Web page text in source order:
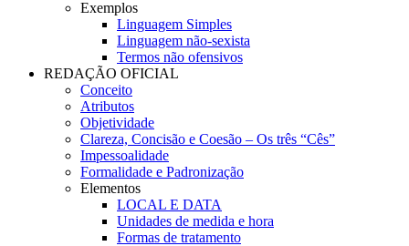
Exemplos
Linguagem Simples
Linguagem não-sexista
Termos não ofensivos
REDAÇÃO OFICIAL
Conceito
Atributos
Objetividade
Clareza, Concisão e Coesão – Os três “Cês”
Impessoalidade
Formalidade e Padronização
Elementos
LOCAL E DATA
Unidades de medida e hora
Formas de tratamento